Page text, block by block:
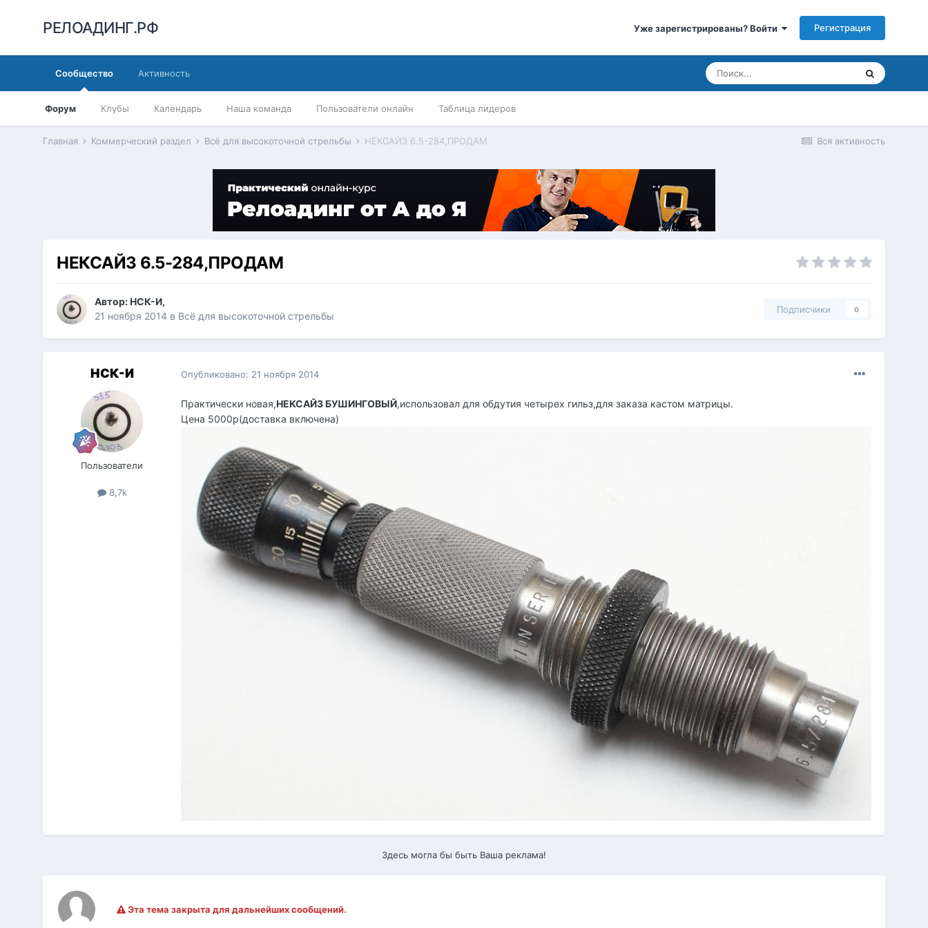
РЕЛОАДИНГ.РФ Уже зарегистрированы? Войти Регистрация
Сообщество
Форум Клубы Календарь Наша команда Пользователи онлайн Таблица лидеров
Активность
Вся активность
Главная Коммерческий раздел Всё для высокоточной стрельбы НЕКСАЙЗ 6.5-284,ПРОДАМ
НЕКСАЙЗ 6.5-284,ПРОДАМ
Автор:НСК-И,
21 ноября 2014 в Всё для высокоточной стрельбы
Подписчики 0
НСК-И
Пользователи
8,7k
Опубликовано: 21 ноября 2014
Практически новая,НЕКСАЙЗ БУШИНГОВЫЙ,использовал для обдутия четырех гильз,для заказа кастом матрицы.
Цена 5000р(доставка включена)
Здесь могла бы быть Ваша реклама!
Эта тема закрыта для дальнейших сообщений.